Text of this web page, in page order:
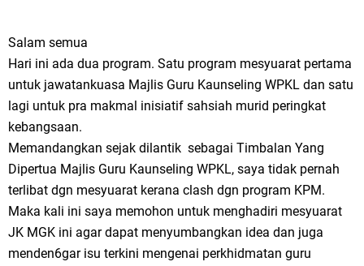
Salam semua
Hari ini ada dua program. Satu program mesyuarat pertama
untuk jawatankuasa Majlis Guru Kaunseling WPKL dan satu
lagi untuk pra makmal inisiatif sahsiah murid peringkat
kebangsaan.
Memandangkan sejak dilantik sebagai Timbalan Yang
Dipertua Majlis Guru Kaunseling WPKL, saya tidak pernah
terlibat dgn mesyuarat kerana clash dgn program KPM.
Maka kali ini saya memohon untuk menghadiri mesyuarat
JK MGK ini agar dapat menyumbangkan idea dan juga
menden6gar isu terkini mengenai perkhidmatan guru